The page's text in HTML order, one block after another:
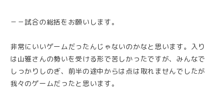
－－試合の総括をお願いします。
非常にいいゲームだったんじゃないのかなと思います。入り
は山雅さんの勢いを受ける形で苦しかったですが、みんなで
しっかりしのぎ、前半の途中からは点は取れませんでしたが
我々のゲームだったと思います。